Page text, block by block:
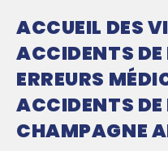
ACCUEIL DES
ACCIDENTS DE
ERREURS
ACCIDENTS DE
CHAMPAGNE